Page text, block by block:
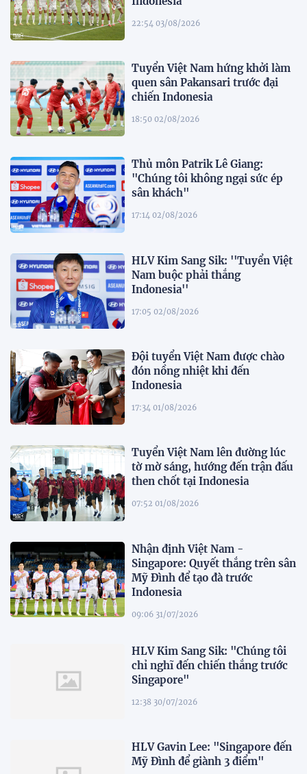
22:54 03/08/2026
Tuyển Việt Nam hứng khởi làm
quen sân Pakansari trước đại
chiến Indonesia
18:50 02/08/2026
Thủ môn Patrik Lê Giang:
"Chúng tôi không ngại sức ép
sân khách"
17:14 02/08/2026
HLV Kim Sang Sik: ''Tuyển Việt
Nam buộc phải thắng
Indonesia''
17:05 02/08/2026
Đội tuyển Việt Nam được chào
đón nồng nhiệt khi đến
Indonesia
17:34 01/08/2026
Tuyển Việt Nam lên đường lúc
tờ mờ sáng, hướng đến trận đấu
then chốt tại Indonesia
07:52 01/08/2026
Nhận định Việt Nam -
Singapore: Quyết thắng trên sân
Mỹ Đình để tạo đà trước
Indonesia
09:06 31/07/2026
HLV Kim Sang Sik: "Chúng tôi
chỉ nghĩ đến chiến thắng trước
Singapore"
12:38 30/07/2026
HLV Gavin Lee: "Singapore đến
Mỹ Đình để giành 3 điểm"